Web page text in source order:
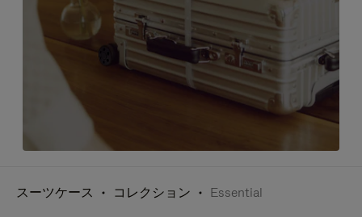
スーツケース コレクション Essential